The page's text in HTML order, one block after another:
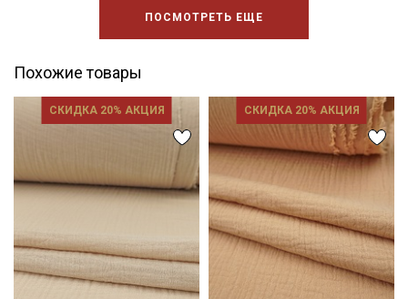
ПОСМОТРЕТЬ ЕЩЕ
Похожие товары
СКИДКА 20% АКЦИЯ СКИДКА 20% АКЦИЯ